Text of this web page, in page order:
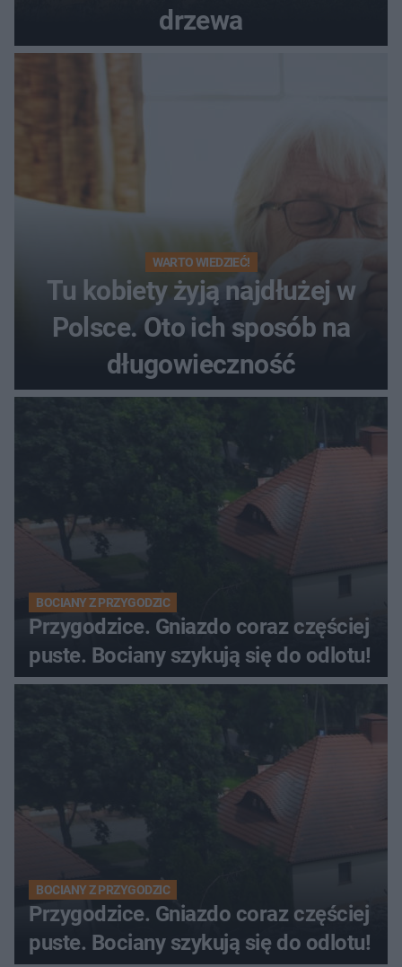
drzewa
WARTO WIEDZIEĆ!
Tu kobiety żyją najdłużej w
Polsce. Oto ich sposób na
długowieczność
BOCIANY Z PRZYGODZIC
Przygodzice. Gniazdo coraz częściej
puste. Bociany szykują się do odlotu!
BOCIANY Z PRZYGODZIC
Przygodzice. Gniazdo coraz częściej
puste. Bociany szykują się do odlotu!